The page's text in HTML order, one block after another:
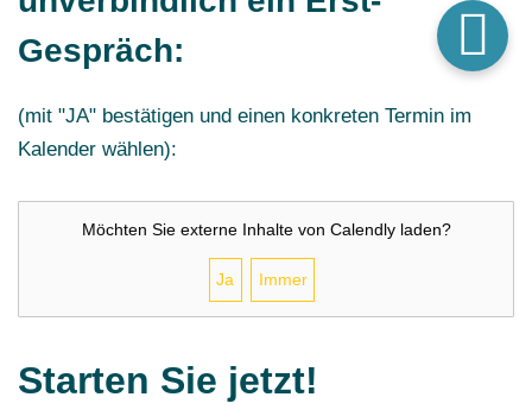
Gespräch:
(mit "JA" bestätigen und einen konkreten Termin im
Kalender wählen):
Möchten Sie externe Inhalte von Calendlyladen?
Ja Immer
Starten Sie jetzt!